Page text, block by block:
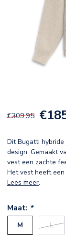
€309,95
Dit Bugatti
design. Gemaakt
vest een zachte
Het vest heeft
Lees meer.
Maat: *
M L